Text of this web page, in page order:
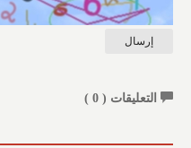
التعليقات ( 0
)